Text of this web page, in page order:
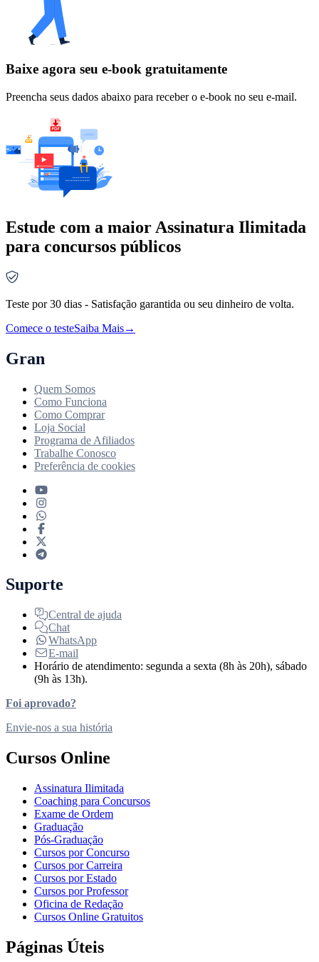
Baixe agora seu e-book gratuitamente
Preencha seus dados abaixo para receber o e-book no seu e-mail.
Estude com a maior Assinatura Ilimitada
para concursos públicos
Teste por 30 dias - Satisfação garantida ou seu dinheiro de volta.
Comece o testeSaiba Mais→
Gran
Quem Somos
Como Funciona
Como Comprar
Loja Social
Programa de Afiliados
Trabalhe Conosco
Preferência de cookies
Suporte
Central de ajuda
Chat
WhatsApp
E-mail
Horário de atendimento: segunda a sexta (8h às 20h), sábado
(9h às 13h).
Foi aprovado?
Envie-nos a sua história
Cursos Online
Assinatura Ilimitada
Coaching para Concursos
Exame de Ordem
Graduação
Pós-Graduação
Cursos por Concurso
Cursos por Carreira
Cursos por Estado
Cursos por Professor
Oficina de Redação
Cursos Online Gratuitos
Páginas Úteis